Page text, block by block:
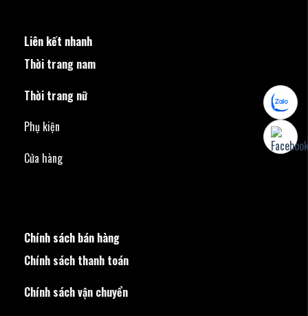
Liên kết nhanh
Thời trang nam
Thời trang nữ
Phụ kiện
Cửa hàng
Chính sách bán hàng
Chính sách thanh toán
Chính sách vận chuyển